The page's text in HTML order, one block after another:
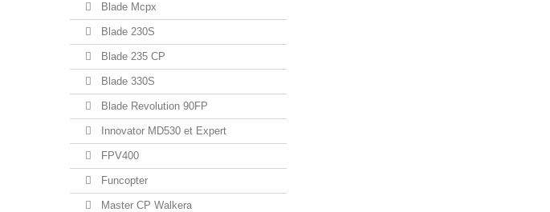
Blade Mcpx
Blade 230S
Blade 235 CP
Blade 330S
Blade Revolution 90FP
Innovator MD530 et Expert
FPV400
Funcopter
Master CP Walkera